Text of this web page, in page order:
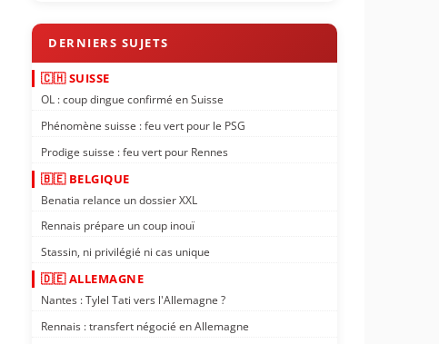
🇨🇭 SUISSE
OL : coup dingue confirmé en Suisse
Phénomène suisse : feu vert pour le PSG
Prodige suisse : feu vert pour Rennes
🇧🇪 BELGIQUE
Benatia relance un dossier XXL
Rennais prépare un coup inouï
Stassin, ni privilégié ni cas unique
🇩🇪 ALLEMAGNE
Nantes : Tylel Tati vers l'Allemagne ?
Rennais : transfert négocié en Allemagne